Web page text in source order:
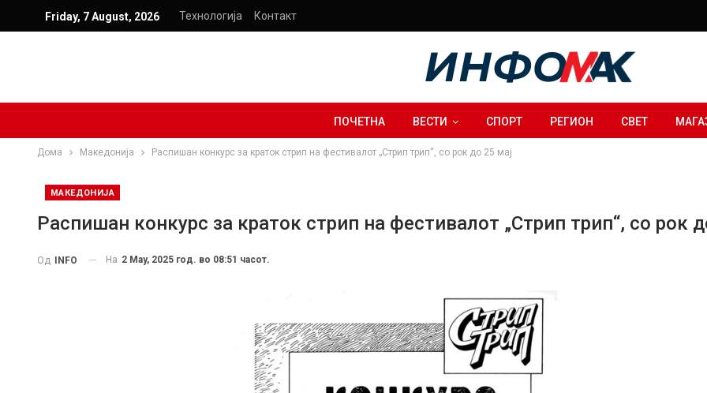
Friday, 7 August, 2026 Технологија Контакт
ПОЧЕТНА ВЕСТИ СПОРТ РЕГИОН СВЕТ
Дома Македонија Распишан конкурс за краток стрип на фестивалот „Стрип трип“, со рок до 25 мај
МАКЕДОНИЈА
Распишан конкурс за краток стрип на фестивалот „Стрип трип“, со рок
Од INFO На 2 May, 2025 год. во 08:51 часот.